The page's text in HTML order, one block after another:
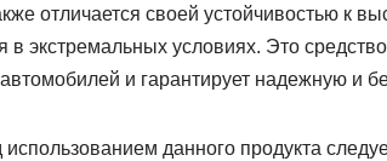
отличается своей устойчивостью к
в экстремальных условиях. Это
и гарантирует надежную и
данного продукта